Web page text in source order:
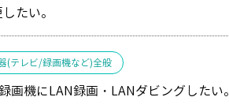
たい。
(テレビ/録画機など)全般
画機にLAN録画・LANダビングしたい。